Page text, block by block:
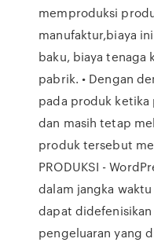
memproduksi
manufaktur,biaya
baku, biaya tenaga
pabrik. • Dengan
pada produk
dan masih tetap
produk tersebut
PRODUKSI -
dalam jangka
dapat didefenisikan
pengeluaran yang